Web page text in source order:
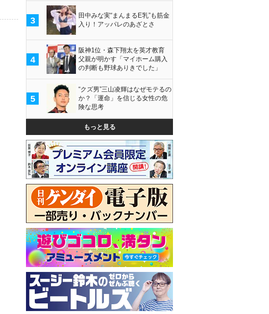
3
田中みな実“まんまるE乳”も筋金
入り！アッパレのあざとさ
4
阪神1位・森下翔太を英才教育
父親が明かす「マイホーム購入
の判断も野球ありきでした」
5
“クズ男”三山凌輝はなぜモテるの
か？「運命」を信じる女性の危
険な思考
もっと見る